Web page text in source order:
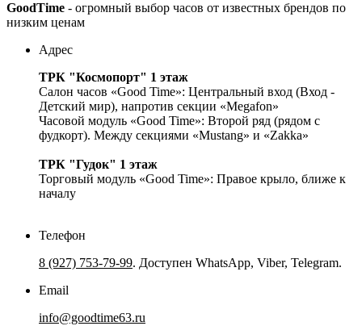
GoodTime - огромный выбор часов от известных брендов по
низким ценам
Адрес
ТРК "Космопорт" 1 этаж
Салон часов «Good Time»: Центральный вход (Вход -
Детский мир), напротив секции «Megafon»
Часовой модуль «Good Time»: Второй ряд (рядом с
фудкорт). Между секциями «Mustang» и «Zakka»
ТРК "Гудок" 1 этаж
Торговый модуль «Good Time»: Правое крыло, ближе к
началу
Телефон
8 (927) 753-79-99. Доступен WhatsApp, Viber, Telegram.
Email
info@goodtime63.ru